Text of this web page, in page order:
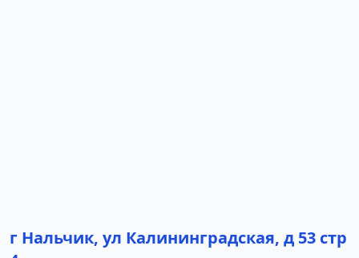
г Нальчик, ул Калининградская, д 53 стр